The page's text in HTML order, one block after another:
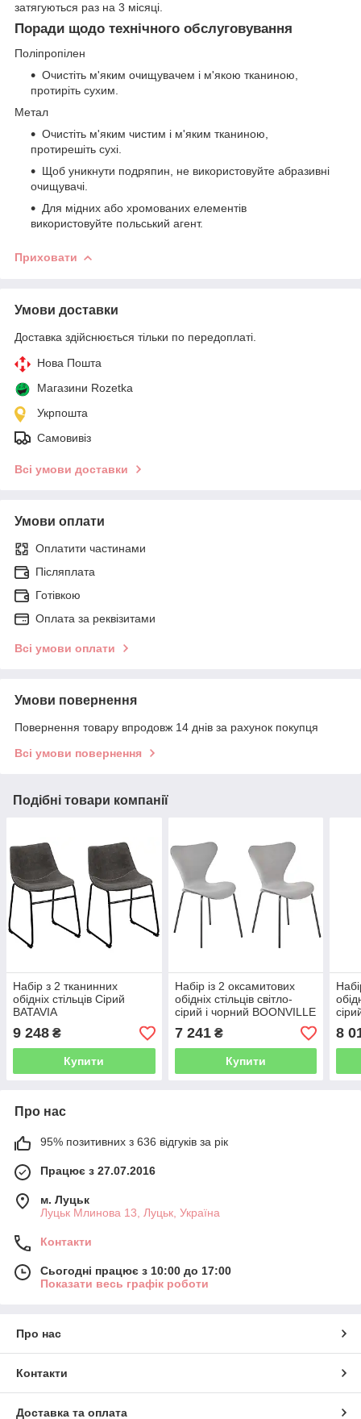
затягуються раз на 3 місяці.
Поради щодо технічного обслуговування
Поліпропілен
Очистіть м'яким очищувачем і м'якою тканиною,
протиріть сухим.
Метал
Очистіть м'яким чистим і м'яким тканиною,
протирешіть сухі.
Щоб уникнути подряпин, не використовуйте абразивні
очищувачі.
Для мідних або хромованих елементів
використовуйте польський агент.
Приховати
Умови доставки
Доставка здійснюється тільки по передоплаті.
Нова Пошта
Магазини Rozetka
Укрпошта
Самовивіз
Всі умови доставки
Умови оплати
Оплатити частинами
Післяплата
Готівкою
Оплата за реквізитами
Всі умови оплати
Умови повернення
Повернення товару впродовж 14 днів за рахунок покупця
Всі умови повернення
Подібні товари компанії
Набір з 2 тканинних
обідніх стільців Сірий
BATAVIA
9 248 ₴
Купити
Набір із 2 оксамитових
обідніх стільців світло-
сірий і чорний BOONVILLE
7 241₴
Купити
8
Про нас
95% позитивних з 636 відгуків за рік
Працює з 27.07.2016
м. Луцьк
Луцьк Млинова 13, Луцьк, Україна
Контакти
Сьогодні працює з 10:00 до 17:00
Показати весь графік роботи
Про нас
Контакти
Доставка та оплата